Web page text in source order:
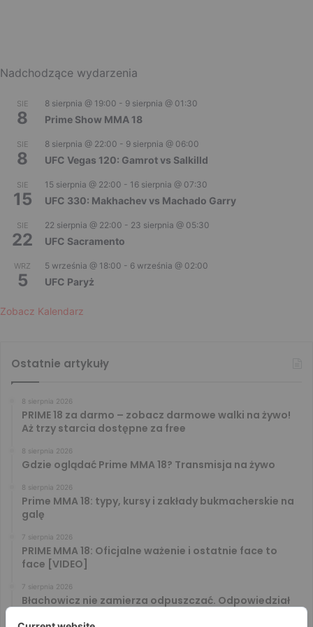
Nadchodzące wydarzenia
SIE
8
8 sierpnia @ 19:00 - 9 sierpnia @ 01:30
Prime Show MMA 18
SIE
8
8 sierpnia @ 22:00 - 9 sierpnia @ 06:00
UFC Vegas 120: Gamrot vs Salkilld
SIE
15
15 sierpnia @ 22:00 - 16 sierpnia @ 07:30
UFC 330: Makhachev vs Machado Garry
SIE
22
22 sierpnia @ 22:00 - 23 sierpnia @ 05:30
UFC Sacramento
WRZ
5
5 września @ 18:00 - 6 września @ 02:00
UFC Paryż
Zobacz Kalendarz
Ostatnie artykuły
8 sierpnia 2026
PRIME 18 za darmo – zobacz darmowe walki na żywo!
Aż trzy starcia dostępne za free
8 sierpnia 2026
Gdzie oglądać Prime MMA 18? Transmisja na żywo
8 sierpnia 2026
Prime MMA 18: typy, kursy i zakłady bukmacherskie na
galę
7 sierpnia 2026
PRIME MMA 18: Oficjalne ważenie i ostatnie face to
face [VIDEO]
7 sierpnia 2026
Błachowicz nie zamierza odpuszczać. Odpowiedział